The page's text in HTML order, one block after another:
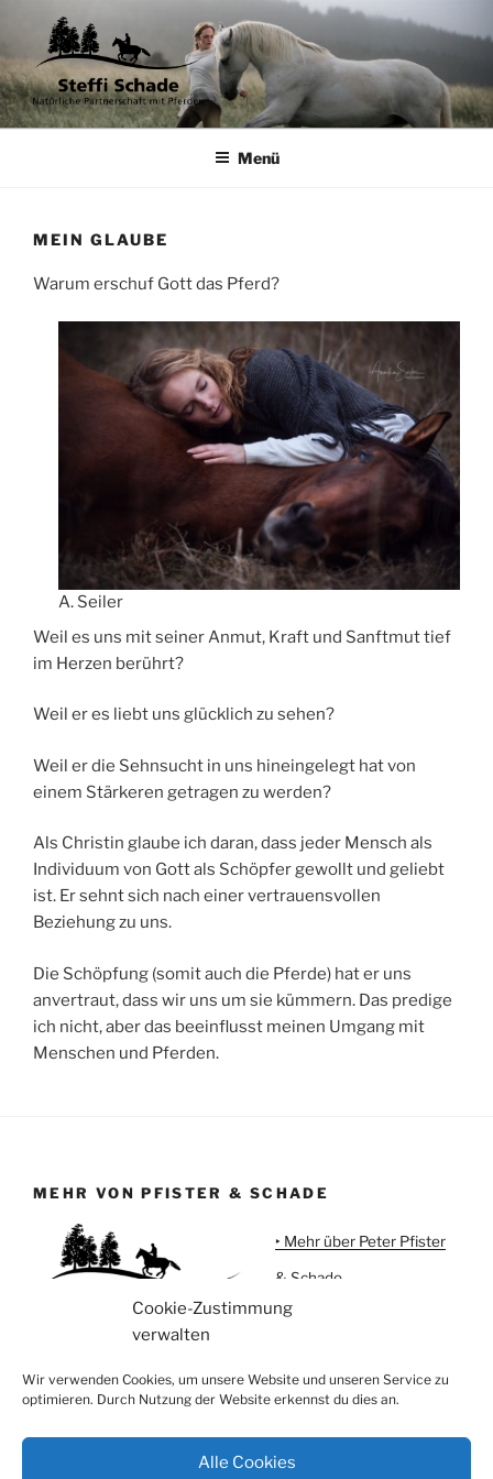
Cookie-Zustimmung
verwalten
Wir verwenden Cookies, um unsere Website und unseren Service zu
optimieren. Durch Nutzung der Website erkennst du dies an.
Alle Cookies
springen
STEFFI SCHADE
Natürliche Partnerschaft mit Pferden
Menü
MEIN GLAUBE
Warum erschuf Gott das Pferd?
A. Seiler
Weil es uns mit seiner Anmut, Kraft und Sanftmut tief
im Herzen berührt?
Weil er es liebt uns glücklich zu sehen?
Weil er die Sehnsucht in uns hineingelegt hat von
einem Stärkeren getragen zu werden?
Als Christin glaube ich daran, dass jeder Mensch als
Individuum von Gott als Schöpfer gewollt und geliebt
ist. Er sehnt sich nach einer vertrauensvollen
Beziehung zu uns.
Die Schöpfung (somit auch die Pferde) hat er uns
anvertraut, dass wir uns um sie kümmern. Das predige
ich nicht, aber das beeinflusst meinen Umgang mit
Menschen und Pferden.
MEHR VON PFISTER & SCHADE
‣ Mehr über Peter Pfister
& Schade
‣ Urlaub auf Meggi'sFarm